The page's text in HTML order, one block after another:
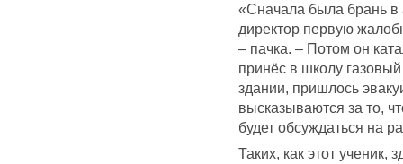
«Сначала была брань в
директор первую
– пачка. – Потом он
принёс в школу
здании, пришлось
высказываются за то,
будет обсуждаться на
Таких, как этот ученик,